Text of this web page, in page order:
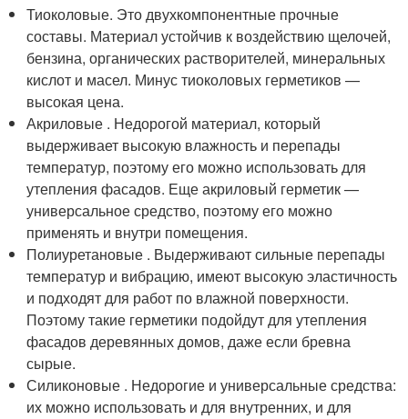
Тиоколовые. Это двухкомпонентные прочные
составы. Материал устойчив к воздействию щелочей,
бензина, органических растворителей, минеральных
кислот и масел. Минус тиоколовых герметиков —
высокая цена.
Акриловые . Недорогой материал, который
выдерживает высокую влажность и перепады
температур, поэтому его можно использовать для
утепления фасадов. Еще акриловый герметик —
универсальное средство, поэтому его можно
применять и внутри помещения.
Полиуретановые . Выдерживают сильные перепады
температур и вибрацию, имеют высокую эластичность
и подходят для работ по влажной поверхности.
Поэтому такие герметики подойдут для утепления
фасадов деревянных домов, даже если бревна
сырые.
Силиконовые . Недорогие и универсальные средства:
их можно использовать и для внутренних, и для